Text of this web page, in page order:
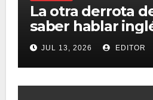
La otra derrota
saber hablar
JUL 13, 2026 EDITOR